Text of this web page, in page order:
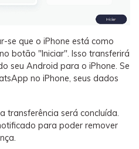
se que o iPhone está como
botão "Iniciar". Isso transferirá
seu Android para o iPhone. Se
no iPhone, seus dados
transferência será concluída.
para poder remover